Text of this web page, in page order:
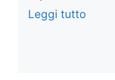
Leggi tutto